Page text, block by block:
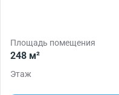
Площадь помещения
248 м²
Этаж